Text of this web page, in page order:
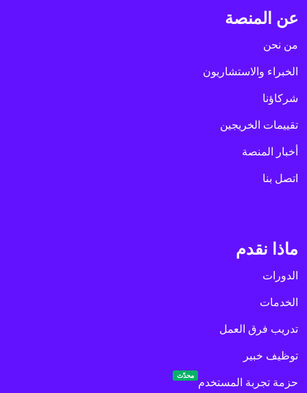
عن المنصة
من نحن
الخبراء والاستشاريون
شركاؤنا
تقييمات الخريجين
أخبار المنصة
اتصل بنا
ماذا نقدم
الدورات
الخدمات
تدريب فرق العمل
توظيف خبير
حزمة تجربة المستخدم
محدّث